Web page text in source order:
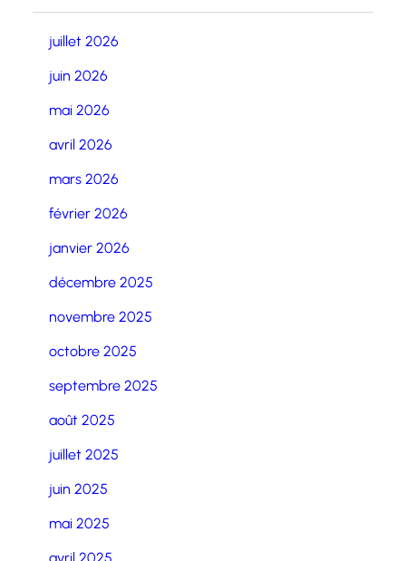
juillet 2026
juin 2026
mai 2026
avril 2026
mars 2026
février 2026
janvier 2026
décembre 2025
novembre 2025
octobre 2025
septembre 2025
août 2025
juillet 2025
juin 2025
mai 2025